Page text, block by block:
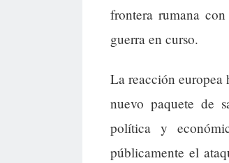
frontera rumana
guerra en curso.
La reacción europea
nuevo paquete de
política y
públicamente el